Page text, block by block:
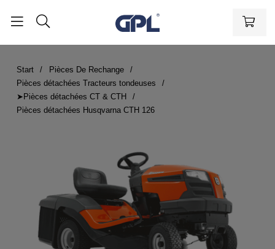
Start
Pièces De Rechange
Pièces détachées Tracteurs tondeuses
➤Pièces détachées CT & CTH
Pièces détachées Husqvarna CTH 126